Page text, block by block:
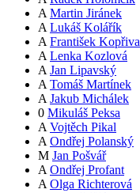
A Martin Jiránek
A Lukáš Kolářík
A František Kopřiva
A Lenka Kozlová
A Jan Lipavský
A Tomáš Martínek
A Jakub Michálek
0 Mikuláš Peksa
A Vojtěch Pikal
A Ondřej Polanský
M Jan Pošvář
A Ondřej Profant
A Olga Richterová